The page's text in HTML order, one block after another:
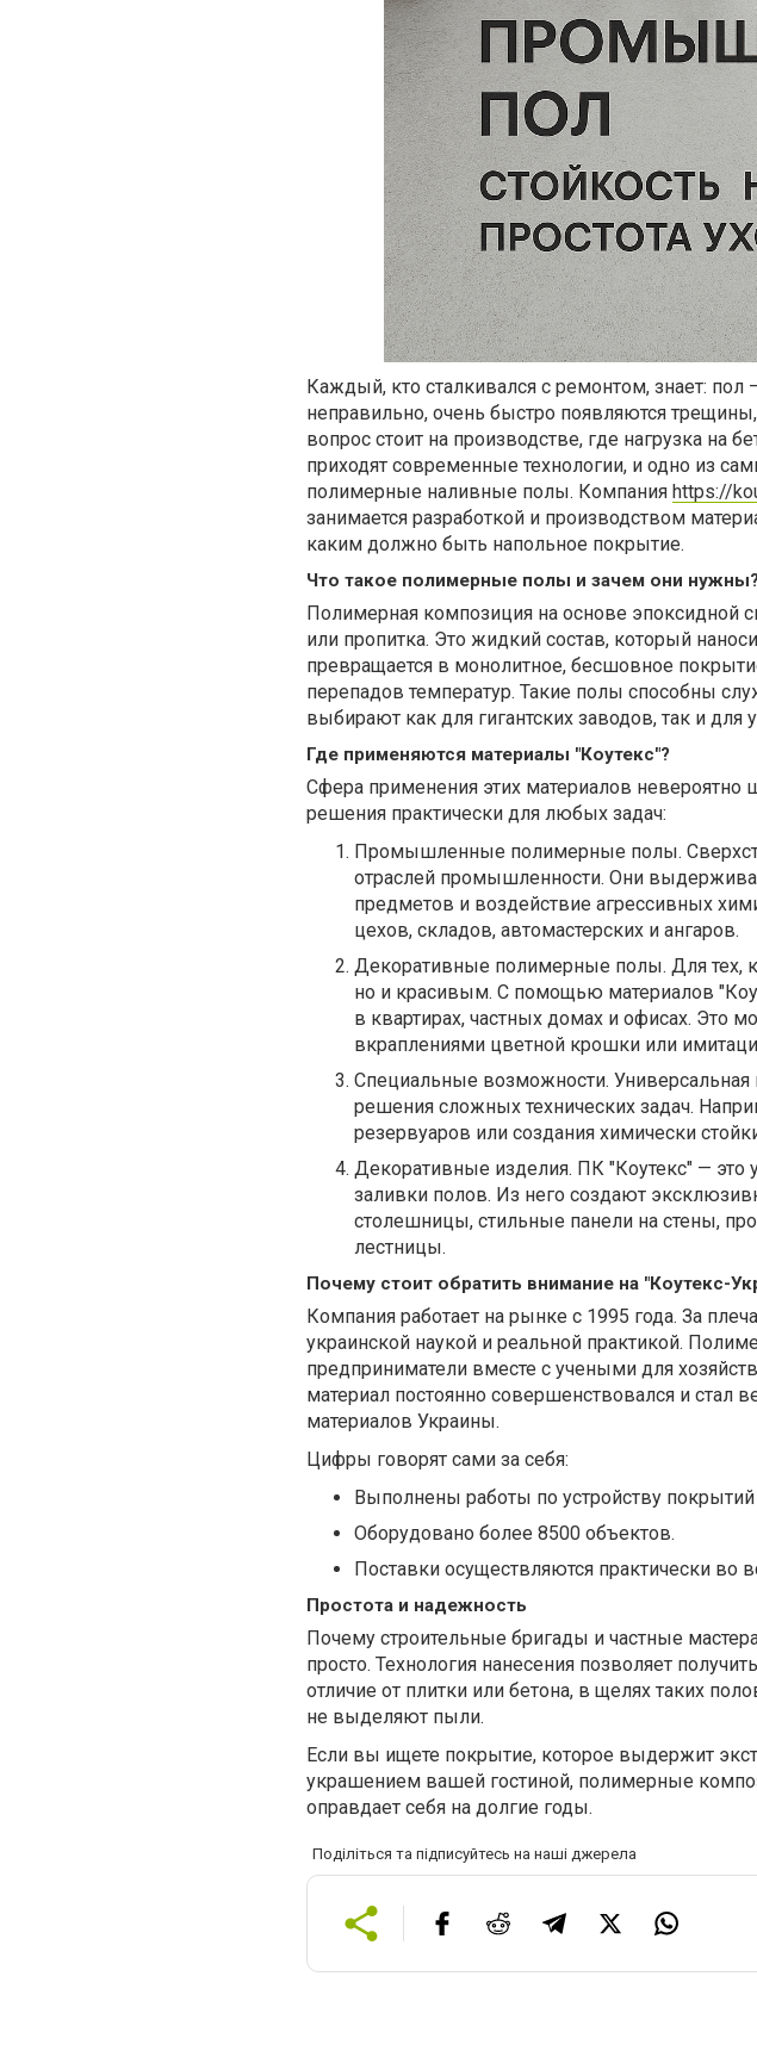
Каждый, кто сталкивался с ремонтом, знает:
неправильно, очень быстро появляются
вопрос стоит на производстве, где нагрузка на
приходят современные технологии, и одно из
полимерные наливные полы. Компания https://
занимается разработкой и производством
каким должно быть напольное покрытие.
Что такое полимерные полы и зачем они нужны?
Полимерная композиция на основе эпоксидной
или пропитка. Это жидкий состав, который
превращается в монолитное, бесшовное
перепадов температур. Такие полы способны
выбирают как для гигантских заводов, так и для
Где применяются материалы "Коутекс"?
Сфера применения этих материалов невероятно
решения практически для любых задач:
Промышленные полимерные полы.
отраслей промышленности. Они
предметов и воздействие агрессивных
цехов, складов, автомастерских и ангаров.
Декоративные полимерные полы. Для тех,
но и красивым. С помощью материалов
в квартирах, частных домах и офисах. Это
вкраплениями цветной крошки или
Специальные возможности. Универсальная
решения сложных технических задач.
резервуаров или создания химически
Декоративные изделия. ПК "Коутекс" — это
заливки полов. Из него создают
столешницы, стильные панели на стены,
лестницы.
Почему стоит обратить внимание на "Коутекс-
Компания работает на рынке с 1995 года. За
украинской наукой и реальной практикой.
предприниматели вместе с учеными для
материал постоянно совершенствовался и
материалов Украины.
Цифры говорят сами за себя:
Выполнены работы по устройству
Оборудовано более 8500 объектов.
Поставки осуществляются практически во
Простота и надежность
Почему строительные бригады и частные
просто. Технология нанесения позволяет
отличие от плитки или бетона, в щелях таких
не выделяют пыли.
Если вы ищете покрытие, которое выдержит
украшением вашей гостиной, полимерные
оправдает себя на долгие годы.
Поділіться та підписуйтесь на наші джерела